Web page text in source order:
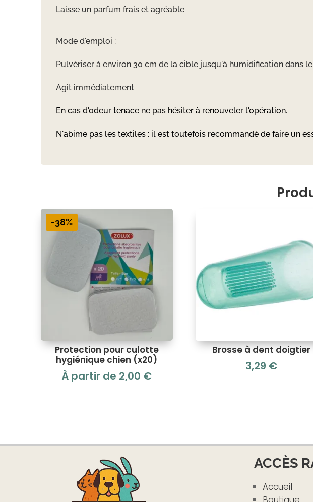
Laisse un parfum frais et agréable
Mode d'emploi :
Pulvériser à environ 30 cm de la cible jusqu'à humidification dans
Agit immédiatement
En cas d'odeur tenace ne pas hésiter à renouveler l'opération.
N'abime pas les textiles : il est toutefois recommandé de faire un
-38%
Protection pour culotte
hygiénique chien (x20)
À partir de 2,00 €
Brosse à dent doigtier
3,29 €
ACCÈS
Accueil